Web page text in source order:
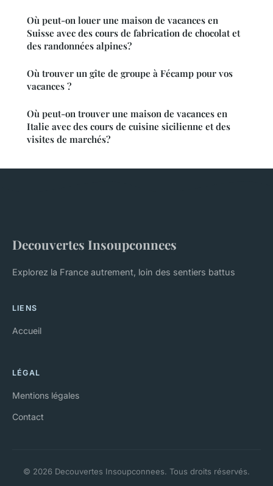
Où peut-on louer une maison de vacances en
Suisse avec des cours de fabrication de chocolat et
des randonnées alpines?
Où trouver un gîte de groupe à Fécamp pour vos
vacances ?
Où peut-on trouver une maison de vacances en
Italie avec des cours de cuisine sicilienne et des
visites de marchés?
Decouvertes Insoupconnees
Explorez la France autrement, loin des sentiers battus
LIENS
Accueil
LÉGAL
Mentions légales
Contact
© 2026 Decouvertes Insoupconnees. Tous droits réservés.